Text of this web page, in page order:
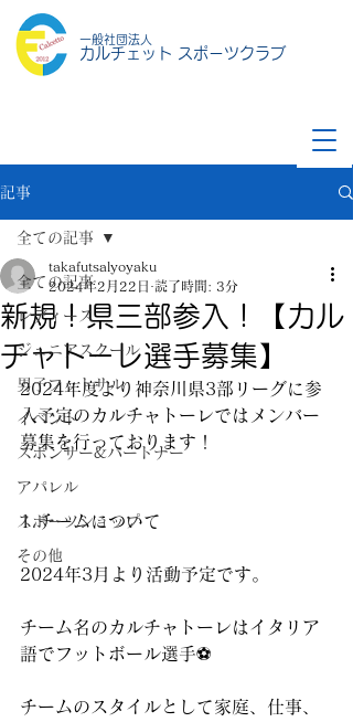
一般社団法人
カルチェット スポーツクラブ
記事
全ての記事
レディース
ジュニアスクール
男子フットサル
イベント
スポンサー&パートナー
アパレル
スポーツショップ
その他
全ての記事
新規！県三部参入！【カル
チャトーレ選手募集】
takafutsalyoyaku
2024年2月22日 読了時間: 3分
2024年度より神奈川県3部リーグに参
入予定のカルチャトーレではメンバー
募集を行っております！
1.チームについて
2024年3月より活動予定です。
チーム名のカルチャトーレはイタリア
語でフットボール選手⚽️
チームのスタイルとして家庭、仕事、